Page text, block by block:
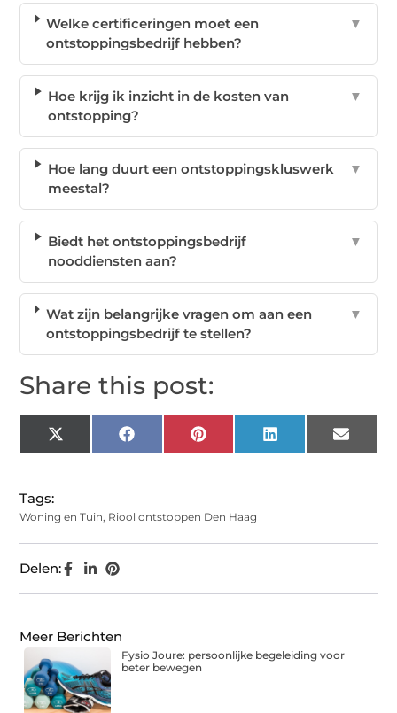
Welke certificeringen moet een
ontstoppingsbedrijf hebben?
▼
Hoe krijg ik inzicht in de kosten van
ontstopping?
▼
Hoe lang duurt een ontstoppingskluswerk
meestal?
▼
Biedt het ontstoppingsbedrijf
nooddiensten aan?
▼
Wat zijn belangrijke vragen om aan een
ontstoppingsbedrijf te stellen?
▼
Share this post:
X
(Twitter)
Facebook Pinterest LinkedIn Email
Tags:
Woning en Tuin, Riool ontstoppen Den Haag
Delen:
Meer Berichten
Fysio Joure: persoonlijke begeleiding voor
beter bewegen